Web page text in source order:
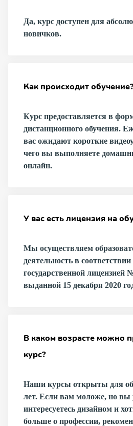
Да, курс доступен для
новичков.
Как происходит обучение?
Курс предоставляется в
дистанционного обучения.
вас ожидают короткие
чего вы выполняете
онлайн.
У вас есть лицензия на
Мы осуществляем
деятельность в соответствии
государственной лицензией
выданной 15 декабря 2020
В каком возрасте можно
курс?
Наши курсы открыты для
лет. Если вам моложе, но вы
интересуетесь дизайном и
больше о профессии,